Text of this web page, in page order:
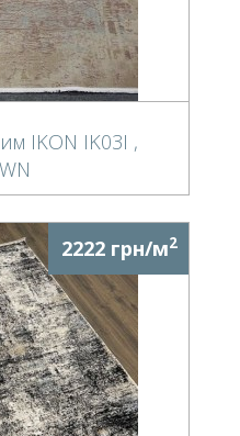
IKON IK03I ,
2222 грн/м2